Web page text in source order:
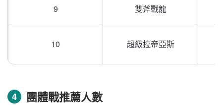
9 雙斧戰龍
10 超級拉帝亞斯
4 團體戰推薦人數